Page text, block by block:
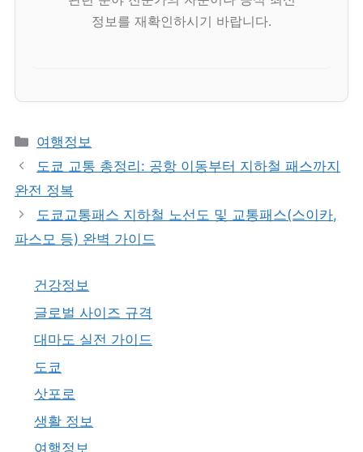
정보를 재확인하시기 바랍니다.
카
테
리
여행정보
도쿄 교통 총정리: 공항 이동부터 지하철 패스까지
완전 정복
도쿄교통패스 지하철 노선도 및 교통패스(스이카,
파스모 등) 완벽 가이드
건강정보
글로벌 사이즈 규격
대마도 실전 가이드
도쿄
삿포로
생활 정보
여행정보